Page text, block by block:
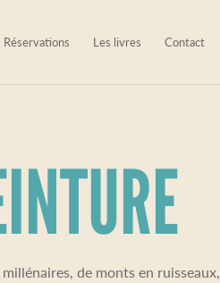
Réservations Les livres Contact
de monts en ruisseaux,